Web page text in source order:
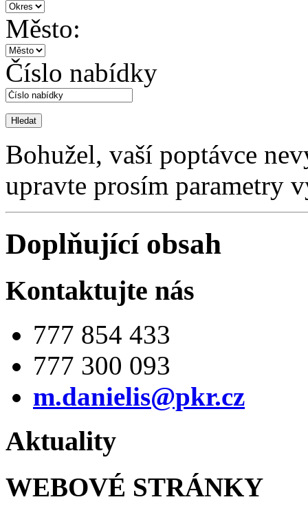
Město:
Číslo nabídky
Bohužel, vaší poptávce
upravte prosím parametry
Doplňující obsah
Kontaktujte nás
777 854 433
777 300 093
m.danielis@pkr.cz
Aktuality
WEBOVÉ STRÁNKY